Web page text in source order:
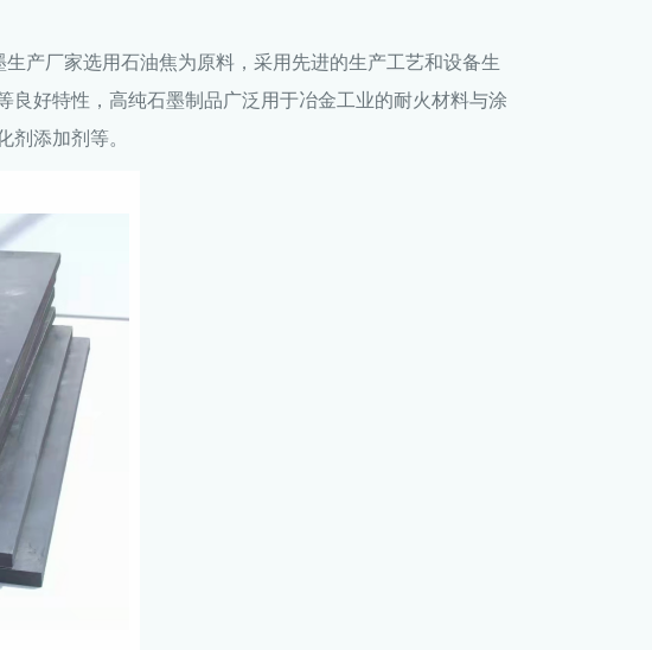
产厂家选用石油焦为原料，采用先进的生产工艺和设备生
好特性，高纯石墨制品广泛用于冶金工业的耐火材料与涂
添加剂等。